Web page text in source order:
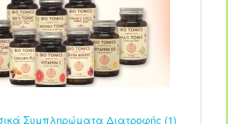
Συμπληρώματα Διατροφής (1)